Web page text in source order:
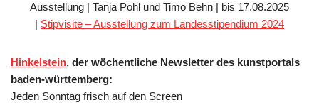
Ausstellung | Tanja Pohl und Timo Behn | bis 17.08.2025
| Stipvisite – Ausstellung zum Landesstipendium 2024
Hinkelstein, der wöchentliche Newsletter des kunstportals
baden-württemberg:
Jeden Sonntag frisch auf den Screen